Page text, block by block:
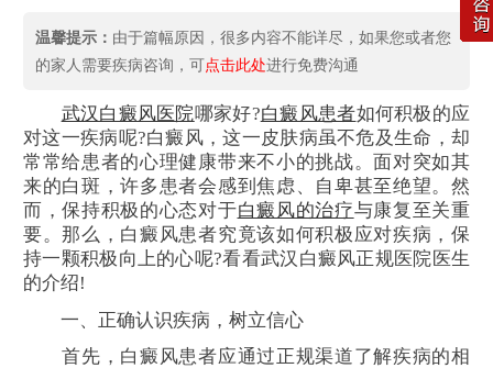
温馨提示： 由于篇幅原因，很多内容不能详尽，如果您或者您
的家人需要疾病咨询，可点击此处进行免费沟通
武汉白癜风医院哪家好?白癜风患者如何积极的应
对这一疾病呢?白癜风，这一皮肤病虽不危及生命，却
常常给患者的心理健康带来不小的挑战。面对突如其
来的白斑，许多患者会感到焦虑、自卑甚至绝望。然
而，保持积极的心态对于白癜风的治疗与康复至关重
要。那么，白癜风患者究竟该如何积极应对疾病，保
持一颗积极向上的心呢?看看武汉白癜风正规医院医生
的介绍!
一、正确认识疾病，树立信心
首先，白癜风患者应通过正规渠道了解疾病的相